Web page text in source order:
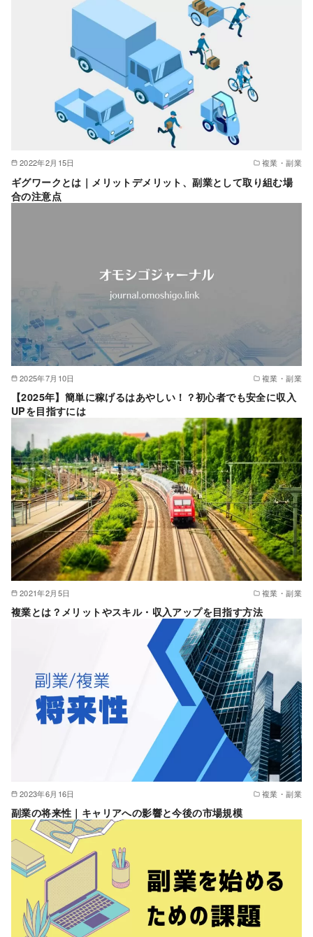
2022年2月15日 複業・副業
ギグワークとは｜メリットデメリット、副業として取り組む場
合の注意点
2025年7月10日 複業・副業
【2025年】簡単に稼げるはあやしい！？初心者でも安全に収入
UPを目指すには
2021年2月5日 複業・副業
複業とは？メリットやスキル・収入アップを目指す方法
2023年6月16日 複業・副業
副業の将来性｜キャリアへの影響と今後の市場規模